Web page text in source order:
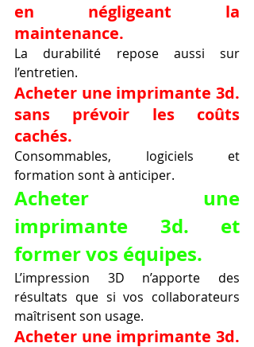
en négligeant la
maintenance.
La durabilité repose aussi sur
l’entretien.
Acheter une imprimante 3d.
sans prévoir les coûts
cachés.
Consommables, logiciels et
formation sont à anticiper.
Acheter une
imprimante 3d. et
former vos équipes.
L’impression 3D n’apporte des
résultats que si vos collaborateurs
maîtrisent son usage.
Acheter une imprimante 3d.